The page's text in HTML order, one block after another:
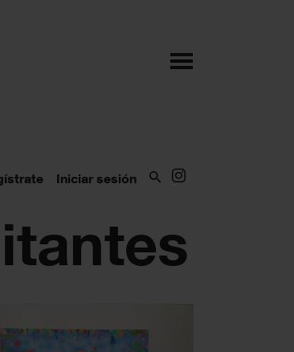
Iniciar sesión